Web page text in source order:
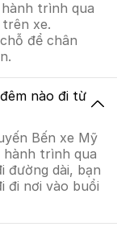
trình qua
xe.
để chân
nào đi từ
Bến xe Mỹ
hành trình qua
đường dài, bạn
đi nơi vào buổi